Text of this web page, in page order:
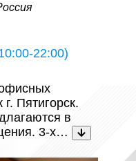
22:00)
Пятигорск.
в
3-х…